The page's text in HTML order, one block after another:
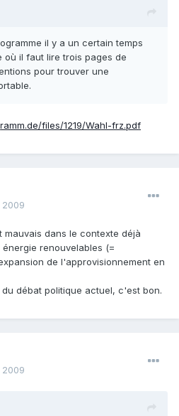
il y a un certain temps
où il faut lire trois pages de
pour trouver une
files/1219/Wahl-frz.pdf
dans le contexte déjà
renouvelables (=
de l'approvisionnement en
débat politique actuel, c'est bon.